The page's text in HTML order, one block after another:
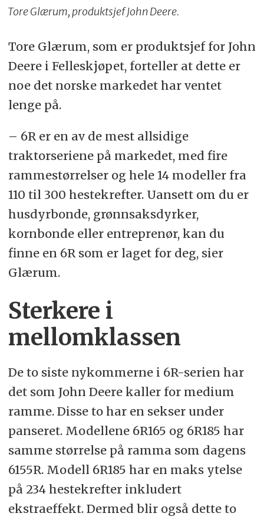
Tore Glærum, produktsjef John Deere.
Tore Glærum, som er produktsjef for John
Deere i Felleskjøpet, forteller at dette er
noe det norske markedet har ventet
lenge på.
– 6R er en av de mest allsidige
traktorseriene på markedet, med fire
rammestørrelser og hele 14 modeller fra
110 til 300 hestekrefter. Uansett om du er
husdyrbonde, grønnsaksdyrker,
kornbonde eller entreprenør, kan du
finne en 6R som er laget for deg, sier
Glærum.
Sterkere i
mellomklassen
De to siste nykommerne i 6R-serien har
det som John Deere kaller for medium
ramme. Disse to har en sekser under
panseret. Modellene 6R165 og 6R185 har
samme størrelse på ramma som dagens
6155R. Modell 6R185 har en maks ytelse
på 234 hestekrefter inkludert
ekstraeffekt. Dermed blir også dette to